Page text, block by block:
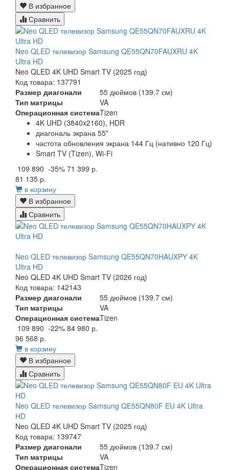
В избранное
Сравнить
Neo QLED телевизор Samsung QE55QN70FAUXRU 4K
Ultra HD
Neo QLED 4K UHD Smart TV (2025 год)
Код товара: 137791
Размер диагонали
55 дюймов (139.7 см)
Тип матрицы
VA
Операционная системаTizen
4K UHD (3840x2160), HDR
диагональ экрана 55"
частота обновления экрана 144 Гц (нативно 120 Гц)
Smart TV (Tizen), Wi-Fi
109 890 -35% 71 399 р.
81 135 р.
в корзину
В избранное
Сравнить
Neo QLED телевизор Samsung QE55QN70HAUXPY 4K
Ultra HD
Neo QLED 4K UHD Smart TV (2026 год)
Код товара: 142143
Размер диагонали
55 дюймов (139.7 см)
Тип матрицы
VA
Операционная системаTizen
109 890 -22% 84 980 р.
96 568 р.
в корзину
В избранное
Сравнить
Neo QLED телевизор Samsung QE55QN80F EU 4K Ultra
HD
Neo QLED 4K UHD Smart TV (2025 год)
Код товара: 139747
Размер диагонали
55 дюймов (139.7 см)
Тип матрицы
VA
Операционная системаTizen